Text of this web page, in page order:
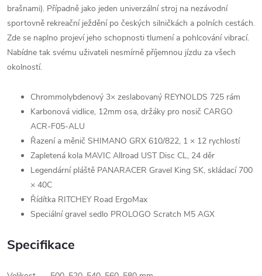
brašnami). Případně jako jeden univerzální stroj na nezávodní
sportovně rekreační ježdění po českých silničkách a polních cestách.
Zde se naplno projeví jeho schopnosti tlumení a pohlcování vibrací.
Nabídne tak svému uživateli nesmírně příjemnou jízdu za všech
okolností.
Chrommolybdenový 3× zeslabovaný REYNOLDS 725 rám
Karbonová vidlice, 12mm osa, držáky pro nosič CARGO
ACR-F05-ALU
Řazení a měnič SHIMANO GRX 610/822, 1 × 12 rychlostí
Zapletená kola MAVIC Allroad UST Disc CL, 24 děr
Legendární pláště PANARACER Gravel King SK, skládací 700
× 40C
Řídítka RITCHEY Road ErgoMax
Speciální gravel sedlo PROLOGO Scratch M5 AGX
Specifikace